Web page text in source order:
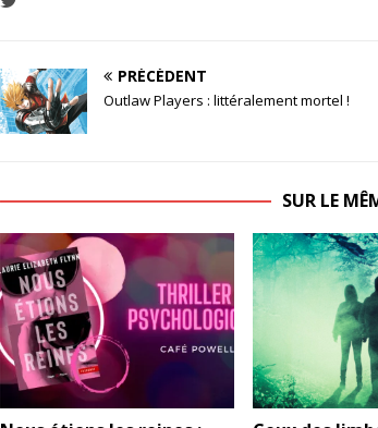
PRÉCÉDENT
Outlaw Players : littéralement mortel !
SUR LE